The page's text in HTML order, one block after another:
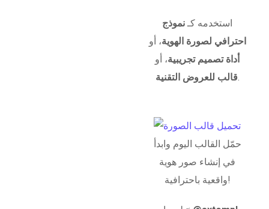
استخدمه كـنموذج
احترافي لصورة الهوية، أو
أداة تصميم تجريبية، أو
قالب للعروض التقنية.
حمّل القالب اليوم وابدأ
في إنشاء صور هوية
واقعية باحترافية!